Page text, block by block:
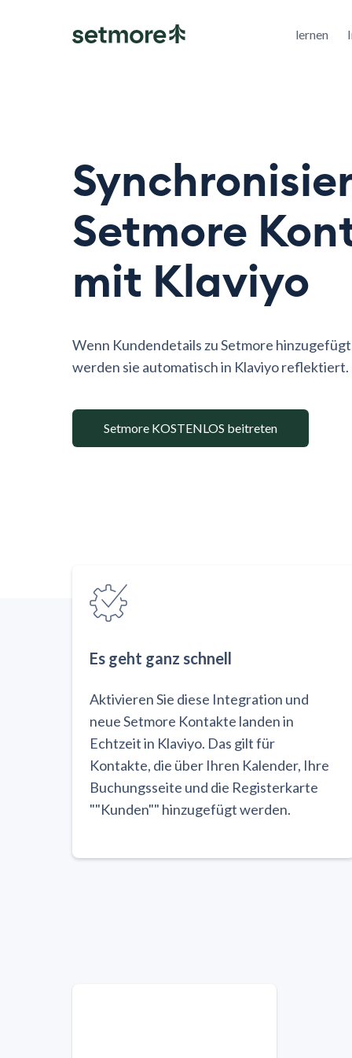
lernen
Setmore
mit Klaviyo
Wenn Kundendetails zu Setmore
werden sie automatisch in Klaviyo reflektiert.
Setmore KOSTENLOS beitreten
Es geht ganz schnell
Aktivieren Sie diese Integration und
neue Setmore Kontakte landen in
Echtzeit in Klaviyo. Das gilt für
Kontakte, die über Ihren Kalender, Ihre
Buchungsseite und die Registerkarte
""Kunden"" hinzugefügt werden.